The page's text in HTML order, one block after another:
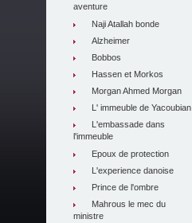
aventure
Naji Atallah bonde
Alzheimer
Bobbos
Hassen et Morkos
Morgan Ahmed Morgan
L' immeuble de Yacoubian
L'embassade dans
l'immeuble
Epoux de protection
L'experience danoise
Prince de l'ombre
Mahrous le mec du
ministre